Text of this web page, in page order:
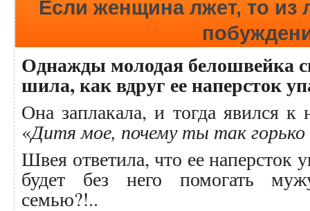
Если женщина лжет, то из
Однажды молодая белошвейка
шила, как вдруг ее наперсток
Она заплакала, и тогда явился
«Дитя мое, почему ты так горько
Швея ответила, что ее наперсток
будет без него помогать
семью?!..